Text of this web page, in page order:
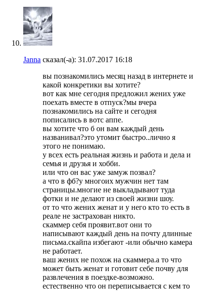
Janna сказал(-а): 31.07.2017 16:18
вы познакомились месяц назад в интернете и
какой конкретики вы хотите?
вот как мне сегодня предложил жених уже
поехать вместе в отпуск?мы вчера
познакомились на сайте и сегодня
пописались в вотс аппе.
вы хотите что б он вам каждый день
названивал?это утомит быстро..лично я
этого не понимаю.
у всех есть реальная жизнь и работа и дела и
семья и друзья и хобби.
или что он вас уже замуж позвал?
а что в фб?у многоих мужчин нет там
страницы.многие не выкладывают туда
фотки и не делают из своей жизни шоу.
от то что жених женат и у него кто то есть в
реале не застрахован никто.
скаммер себя проявит.вот они то
написывают каждый день на почту длинные
письма.скайпа избегают -или обычно камера
не работает.
ваш жених не похож на скаммера.а то что
может быть женат и готовит себе почву для
развлечения в поездке-возможно.
естественно что он переписывается с кем то